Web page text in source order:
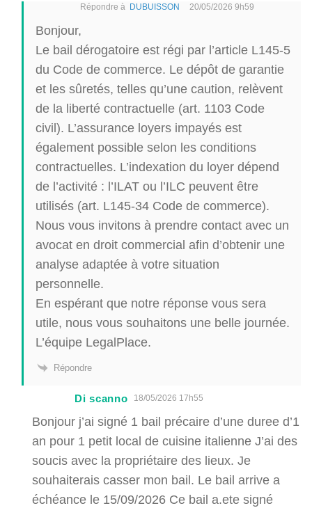
Répondre à DUBUISSON 20/05/2026 9h59
Bonjour,
Le bail dérogatoire est régi par l’article L145-5
du Code de commerce. Le dépôt de garantie
et les sûretés, telles qu’une caution, relèvent
de la liberté contractuelle (art. 1103 Code
civil). L’assurance loyers impayés est
également possible selon les conditions
contractuelles. L’indexation du loyer dépend
de l’activité : l’ILAT ou l’ILC peuvent être
utilisés (art. L145-34 Code de commerce).
Nous vous invitons à prendre contact avec un
avocat en droit commercial afin d’obtenir une
analyse adaptée à votre situation
personnelle.
En espérant que notre réponse vous sera
utile, nous vous souhaitons une belle journée.
L’équipe LegalPlace.
Répondre
Di scanno 18/05/2026 17h55
Bonjour j’ai signé 1 bail précaire d’une duree d’1
an pour 1 petit local de cuisine italienne J’ai des
soucis avec la propriétaire des lieux. Je
souhaiterais casser mon bail. Le bail arrive a
échéance le 15/09/2026 Ce bail a.ete signé